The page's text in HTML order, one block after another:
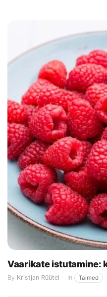
Vaarikate istutamine:
By Kristjan Rüütel In Taimed